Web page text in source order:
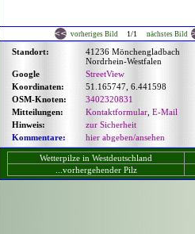
vorheriges Bild 1/1 nächstes Bild
Standort:
41236 Mönchengladbach
Nordrhein-Westfalen
Google
StreetView
Koordinaten:
51.165747, 6.441598
OSM-Knoten:
3402320831
Mitteilungen:
Kontaktformular E-Mail
Hinweis:
zur Sicherheit
Kommentare:
hier abgeben/ansehen
Wetterpilze in Westdeutschland
...vorhergehender Pilz